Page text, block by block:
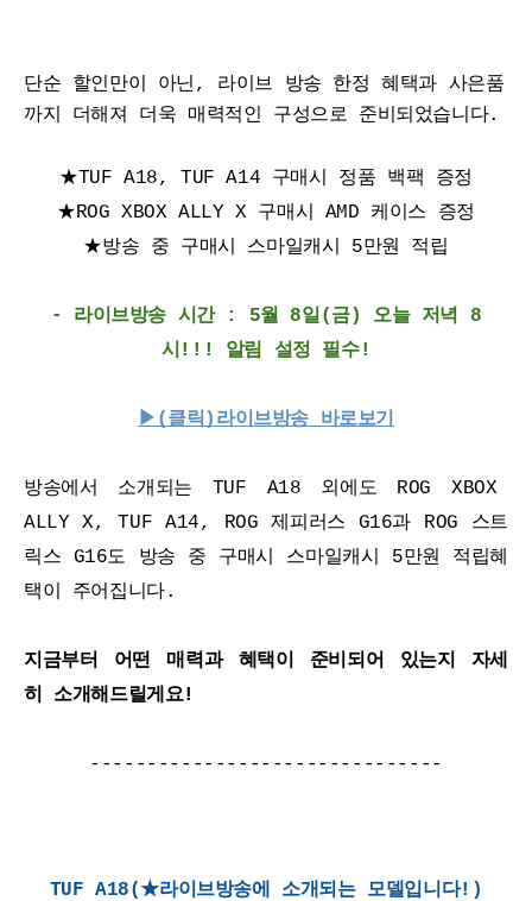
단순 할인만이 아닌, 라이브 방송 한정 혜택과 사은품
까지 더해져 더욱 매력적인 구성으로 준비되었습니다.
★TUF A18, TUF A14 구매시 정품 백팩 증정
★ROG XBOX ALLY X 구매시 AMD 케이스 증정
★방송 중 구매시 스마일캐시 5만원 적립
- 라이브방송 시간 : 5월 8일(금) 오늘 저녁 8
시!!! 알림 설정 필수!
▶(클릭)라이브방송 바로보기
방송에서 소개되는 TUF A18 외에도 ROG XBOX
ALLY X, TUF A14, ROG 제피러스 G16과 ROG 스트
릭스 G16도 방송 중 구매시 스마일캐시 5만원 적립혜
택이 주어집니다.
지금부터 어떤 매력과 혜택이 준비되어 있는지 자세
히 소개해드릴게요!
-------------------------------
TUF A18(★라이브방송에 소개되는 모델입니다!)